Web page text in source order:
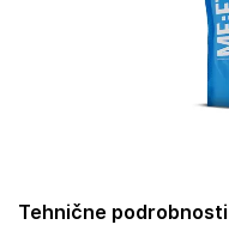
Tehnične podrobnosti